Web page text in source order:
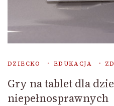
DZIECKO EDUKACJA
Gry na tablet dla
niepełnosprawnych